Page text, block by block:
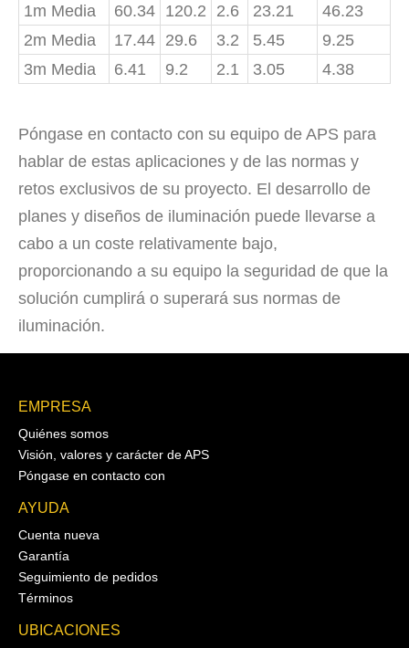
1m Media 60.34 120.2 2.6 23.21
46.23
2m Media
17.44 29.6 3.2 5.45
9.25
3m Media
6.41 9.2 2.1 3.05 4.38
Póngase en contacto con su equipo de APS para
hablar de estas aplicaciones y de las normas y
retos exclusivos de su proyecto. El desarrollo de
planes y diseños de iluminación puede llevarse a
cabo a un coste relativamente bajo,
proporcionando a su equipo la seguridad de que la
solución cumplirá o superará sus normas de
iluminación.
EMPRESA
Quiénes somos
Visión, valores y carácter de APS
Póngase en contacto con
AYUDA
Cuenta nueva
Garantía
Seguimiento de pedidos
Términos
UBICACIONES